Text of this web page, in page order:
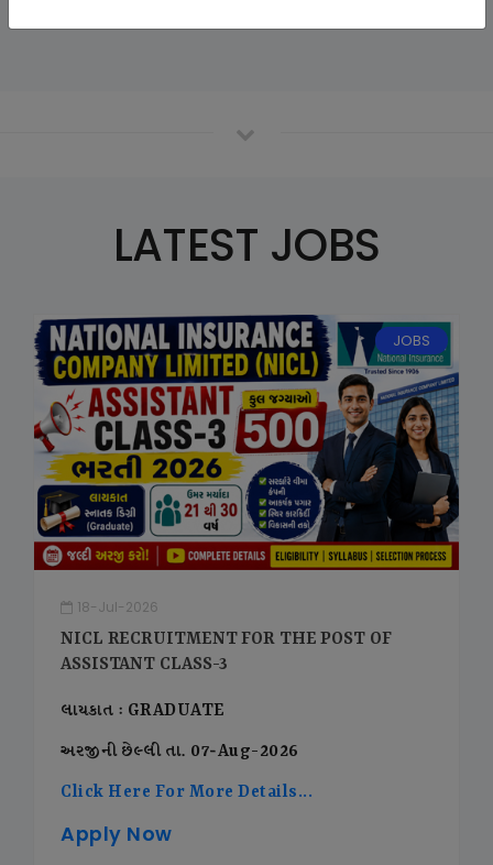
LATEST JOBS
JOBS
18-Jul-2026
NICL RECRUITMENT FOR THE POST OF
ASSISTANT CLASS-3
લાયકાત : GRADUATE
અરજીની છેલ્લી તા. 07-Aug-2026
Click Here For More Details...
Apply Now